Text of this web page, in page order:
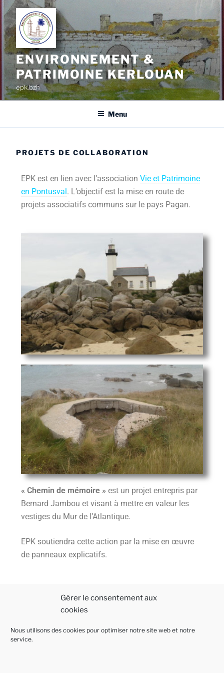
Gérer le consentement aux
cookies
Nous utilisons des cookies pour optimiser notre site web et notre
service.
ENVIRONNEMENT &
PATRIMOINE KERLOUAN
epk.bzh
Menu
PROJETS DE COLLABORATION
EPK est en lien avec l’association Vie et Patrimoine
en Pontusval. L’objectif est la mise en route de
projets associatifs communs sur le pays Pagan.
« Chemin de mémoire » est un projet entrepris par
Bernard Jambou et visant à mettre en valeur les
vestiges du Mur de l’Atlantique.
EPK soutiendra cette action par la mise en œuvre
de panneaux explicatifs.
pour des projets de panneaux et
fléchages liés au patrimoine local.